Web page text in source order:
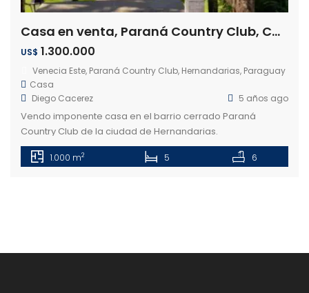
Casa en venta, Paraná Country Club, Calle Venecia Este
US$ 1.300.000
Venecia Este, Paraná Country Club, Hernandarias, Paraguay
Casa
Diego Cacerez
5 años ago
Vendo imponente casa en el barrio cerrado Paraná
Country Club de la ciudad de Hernandarias.
Características: 5 habitaciones en suite Cocina amoblada
Comedor Amplia sala de estar (250 m2), con varios
1.000 m2 5 6